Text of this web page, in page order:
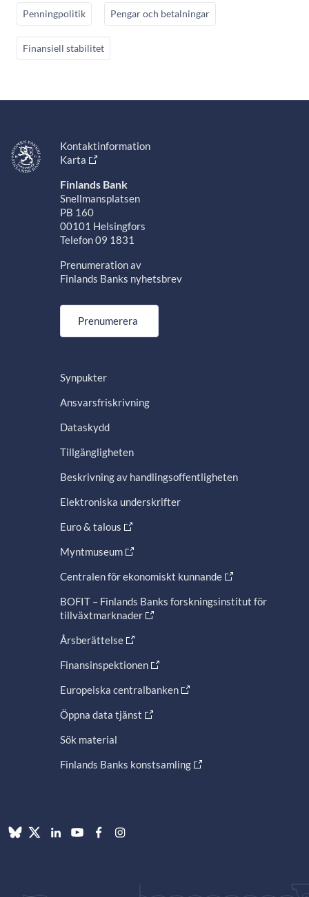
Penningpolitik Pengar och betalningar
Finansiell stabilitet
Kontaktinformation
Karta
Finlands Bank
Snellmansplatsen
PB 160
00101 Helsingfors
Telefon 09 1831
Prenumeration av
Finlands Banks nyhetsbrev
Prenumerera
Synpukter
Ansvarsfriskrivning
Dataskydd
Tillgängligheten
Beskrivning av handlingsoffentligheten
Elektroniska underskrifter
Euro & talous
Myntmuseum
Centralen för ekonomiskt kunnande
BOFIT – Finlands Banks forskningsinstitut för
tillväxtmarknader
Årsberättelse
Finansinspektionen
Europeiska centralbanken
Öppna data tjänst
Sök material
Finlands Banks konstsamling